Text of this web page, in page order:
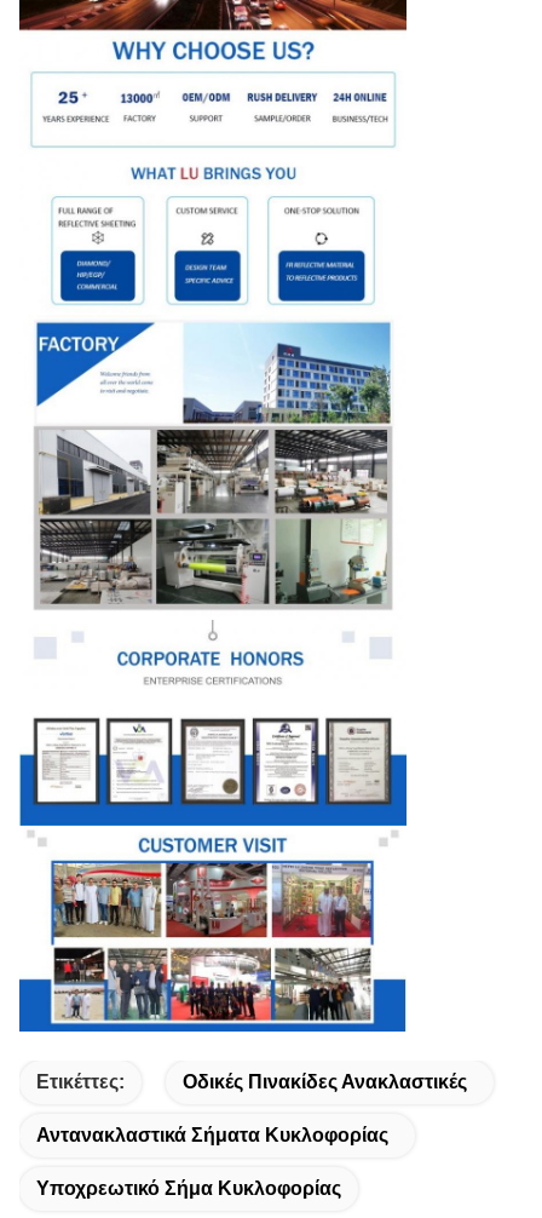
Ετικέττες: Οδικές Πινακίδες Ανακλαστικές
Αντανακλαστικά Σήματα Κυκλοφορίας
Υποχρεωτικό Σήμα Κυκλοφορίας